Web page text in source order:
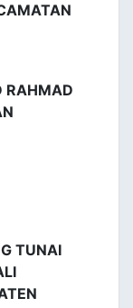
RAHMAD
TUNAI